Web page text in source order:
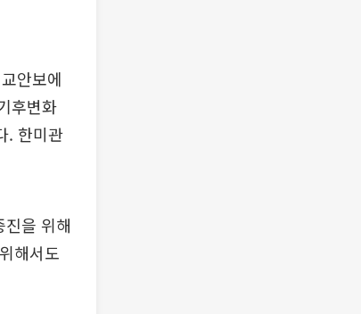
안보에
후변화
. 한미관
을 위해
해서도